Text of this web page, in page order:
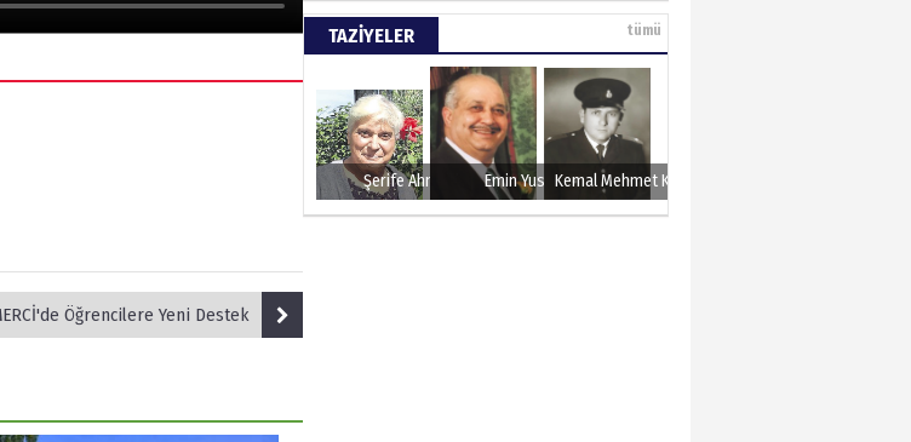
Öğrencilere Yeni Destek
Türkiye tarımla para
kazanır..
60. Yılında 27 Mayıs 1960
SUAY KARAMAN
TAZİYELER tümü
Şerife Ahmet Emin YusufKemal Mehmet Kanmaz